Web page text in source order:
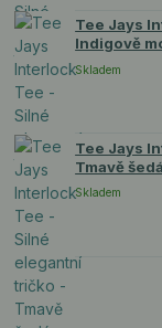
Tee Jays
Indigově
Skladem
Tee Jays
Tmavě šedá
Skladem